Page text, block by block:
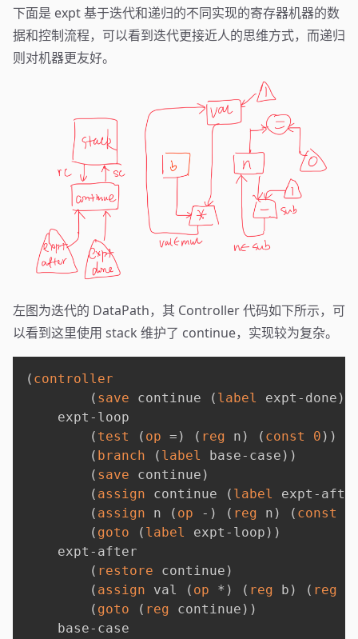
下面是 expt 基于迭代和递归的不同实现的寄存器机器的数
据和控制流程，可以看到迭代更接近人的思维方式，而递归
则对机器更友好。
左图为迭代的 DataPath，其 Controller 代码如下所示，可
以看到这里使用 stack 维护了 continue，实现较为复杂。
( controller
( save continue ( label expt-done )
    expt-loop
( test ( op = ) ( reg n ) ( const 0 ) )
( branch ( label base-case ) )
( save continue )
( assign continue ( label
expt-
( assign n ( op - ) ( reg n ) ( const
( goto ( label expt-loop ) )
    expt-after
( restore continue )
( assign val ( op * ) ( reg b ) ( reg
( goto ( reg continue ) )
    base-case